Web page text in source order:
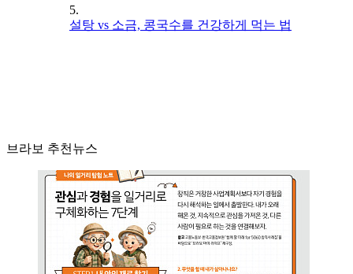
5.
설탕 vs 소금, 콩국수를 건강하게 먹는 법
브라보 추천뉴스